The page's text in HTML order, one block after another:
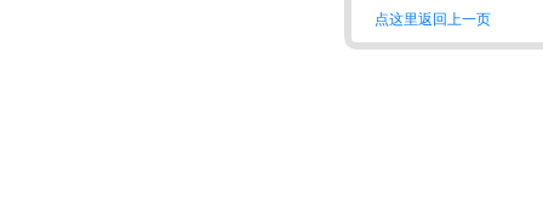
点这里返回上一页